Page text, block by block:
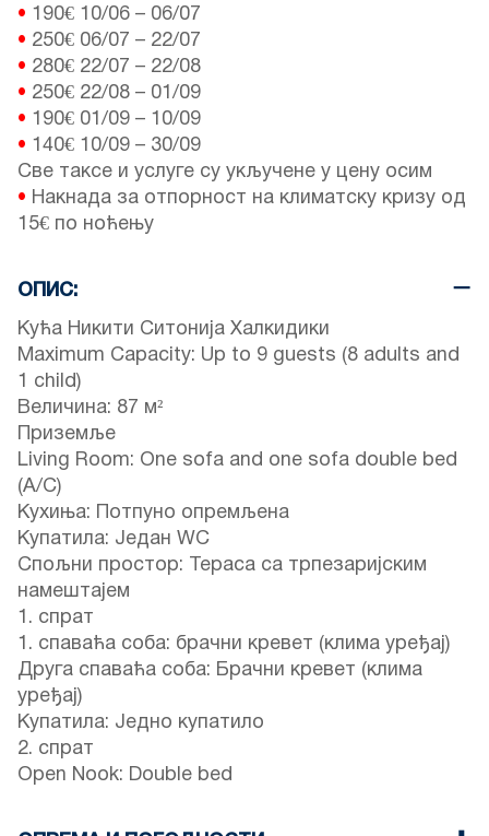
• 190€ 10/06 – 06/07
• 250€ 06/07 – 22/07
• 280€ 22/07 – 22/08
• 250€ 22/08 – 01/09
• 190€ 01/09 – 10/09
• 140€ 10/09 – 30/09
Све таксе и услуге су укључене у цену осим
• Накнада за отпорност на климатску кризу од
15€ по ноћењу
ОПИС:
Кућа Никити Ситонија Халкидики
Maximum Capacity: Up to 9 guests (8 adults and
1 child)
Величина: 87 м²
Приземље
Living Room: One sofa and one sofa double bed
(A/C)
Кухиња: Потпуно опремљена
Купатила: Један WC
Спољни простор: Тераса са трпезаријским
намештајем
1. спрат
1. спаваћа соба: брачни кревет (клима уређај)
Друга спаваћа соба: Брачни кревет (клима
уређај)
Купатила: Једно купатило
2. спрат
Open Nook: Double bed